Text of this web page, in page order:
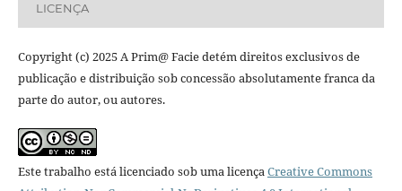
LICENÇA
Copyright (c) 2025 A Prim@ Facie detém direitos exclusivos de
publicação e distribuição sob concessão absolutamente franca da
parte do autor, ou autores.
Este trabalho está licenciado sob uma licençaCreative Commons